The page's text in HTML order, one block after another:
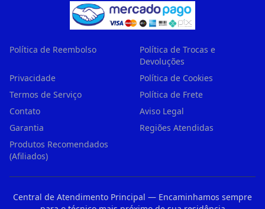
Política de Reembolso
Política de Trocas e
Devoluções
Privacidade
Política de Cookies
Termos de Serviço
Política de Frete
Contato
Aviso Legal
Garantia
Regiões Atendidas
Produtos Recomendados
(Afiliados)
Central de Atendimento Principal — Encaminhamos sempre